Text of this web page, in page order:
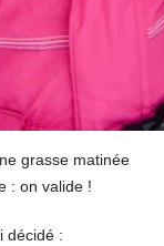
grasse matinée
: on valide !
décidé :